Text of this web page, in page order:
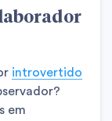
introvertido
em